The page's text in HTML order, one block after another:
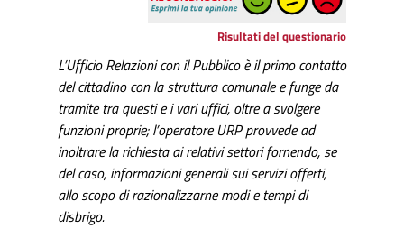
Risultati del questionario
L’Ufficio Relazioni con il Pubblico è il primo contatto
del cittadino con la strutturacomunale e funge da
tramite tra questi e i vari uffici, oltre a svolgere
funzioni proprie; l’operatore URP provvede ad
inoltrare la richiesta ai relativi settori fornendo, se
del caso, informazioni generali sui servizi offerti,
allo scopo di razionalizzarne modi e tempi di
disbrigo.